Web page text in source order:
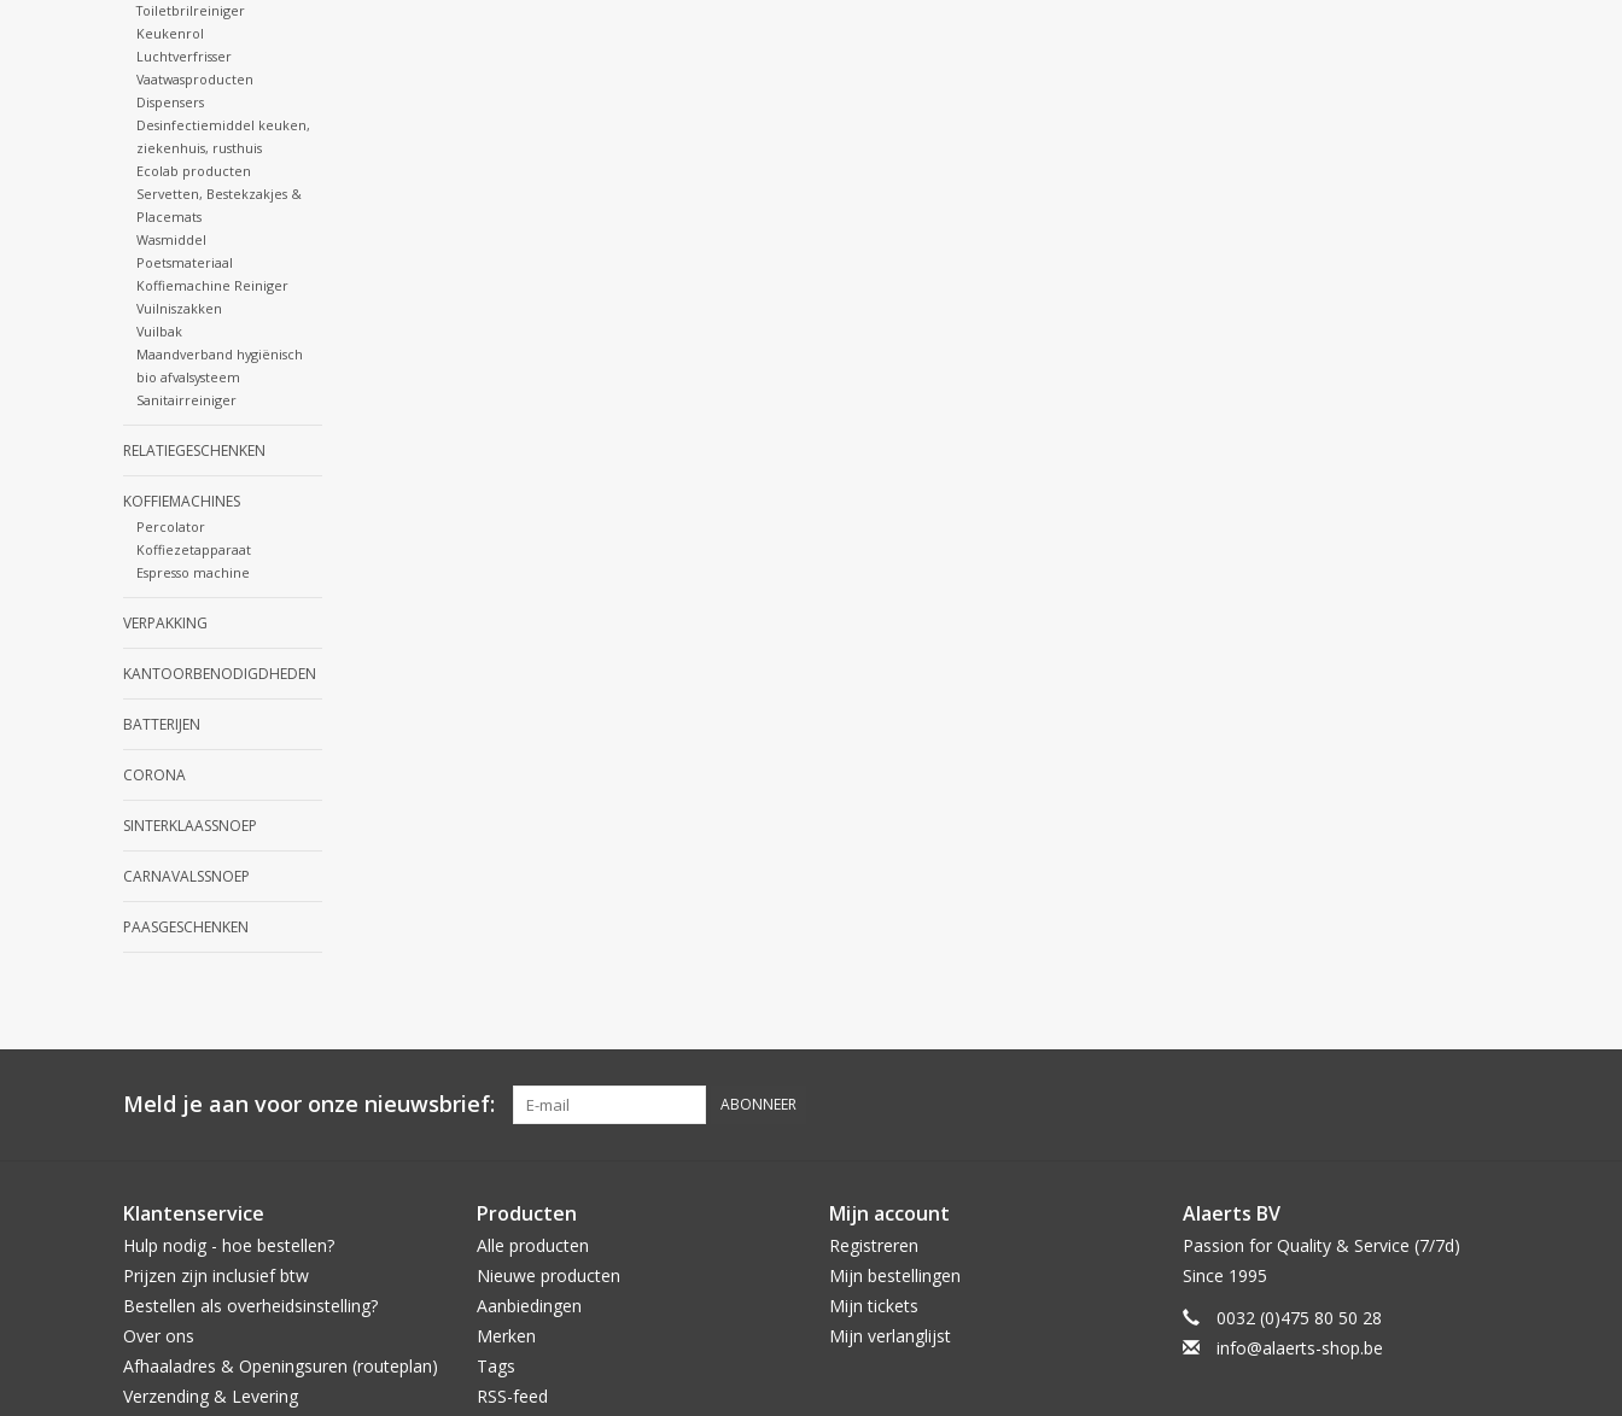
Toiletbrilreiniger
Keukenrol
Luchtverfrisser
Vaatwasproducten
Dispensers
Desinfectiemiddel keuken,
ziekenhuis, rusthuis
Ecolab producten
Servetten, Bestekzakjes &
Placemats
Wasmiddel
Poetsmateriaal
Koffiemachine Reiniger
Vuilniszakken
Vuilbak
Maandverband hygiënisch
bio afvalsysteem
Sanitairreiniger
RELATIEGESCHENKEN
KOFFIEMACHINES
Percolator
Koffiezetapparaat
Espresso machine
VERPAKKING
KANTOORBENODIGDHEDEN
BATTERIJEN
CORONA
SINTERKLAASSNOEP
CARNAVALSSNOEP
PAASGESCHENKEN
Meld je aan voor onze nieuwsbrief: ABONNEER
Klantenservice
Hulp nodig - hoe bestellen?
Prijzen zijn inclusief btw
Bestellen als overheidsinstelling?
Over ons
Afhaaladres & Openingsuren (routeplan)
Verzending & Levering
Producten
Alle producten
Nieuwe producten
Aanbiedingen
Merken
Tags
RSS-feed
Mijn account
Registreren
Mijn bestellingen
Mijn tickets
Mijn verlanglijst
Alaerts BV
Passion for Quality & Service (7/7d)
Since 1995
0032 (0)475 80 50 28
info@alaerts-shop.be